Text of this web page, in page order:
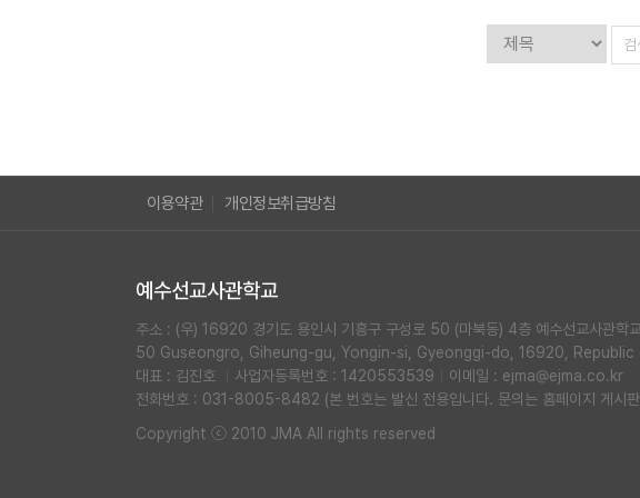
이용약관 개인정보취급방침
예수선교사관학교
주소 : (우) 16920 경기도 용인시 기흥구 구성로 50 (마북동) 4층 예수선교사관학
50 Guseongro, Giheung-gu, Yongin-si, Gyeonggi-do, 16920, Republic
대표 : 김진호
사업자등록번호 : 1420553539 이메일 : ejma@ejma.co.kr
전화번호 : 031-8005-8482 (본 번호는 발신 전용입니다. 문의는 홈페이지 게시판
Copyright ⓒ 2010 JMA All rights reserved